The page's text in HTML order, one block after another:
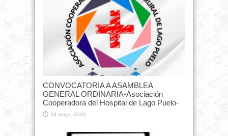
CONVOCATORIA A ASAMBLEA
GENERAL ORDINARIA-Asociación
Cooperadora del Hospital de Lago Puelo-
18 mayo, 2026